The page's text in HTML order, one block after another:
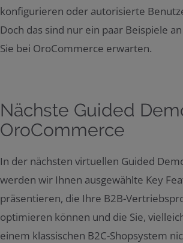
konfigurieren oder autorisierte
Doch das sind nur ein paar Beispiele
Sie bei OroCommerce erwarten.
Nächste Guided
OroCommerce
In der nächsten virtuellen Guided
werden wir Ihnen ausgewählte Key
präsentieren, die Ihre B2B-
optimieren können und die Sie,
einem klassischen B2C-Shopsystem